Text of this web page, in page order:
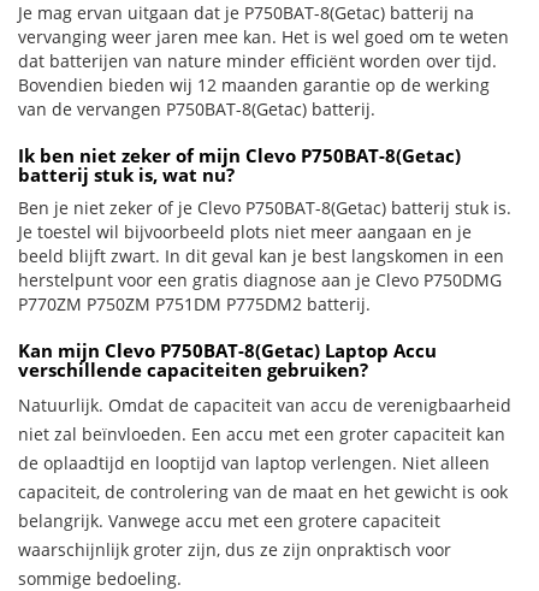
Je mag ervan uitgaan dat je P750BAT-8(Getac) batterij na
vervanging weer jaren mee kan. Het is wel goed om te weten
dat batterijen van nature minder efficiënt worden over tijd.
Bovendien bieden wij 12 maanden garantie op de werking
van de vervangen P750BAT-8(Getac) batterij.
Ik ben niet zeker of mijn Clevo P750BAT-8(Getac)
batterij stuk is, wat nu?
Ben je niet zeker of je Clevo P750BAT-8(Getac) batterij stuk is.
Je toestel wil bijvoorbeeld plots niet meer aangaan en je
beeld blijft zwart. In dit geval kan je best langskomen in een
herstelpunt voor een gratis diagnose aan je Clevo P750DMG
P770ZM P750ZM P751DM P775DM2 batterij.
Kan mijn Clevo P750BAT-8(Getac) Laptop Accu
verschillende capaciteiten gebruiken?
Natuurlijk. Omdat de capaciteit van accu de verenigbaarheid
niet zal beïnvloeden. Een accu met een groter capaciteit kan
de oplaadtijd en looptijd van laptop verlengen. Niet alleen
capaciteit, de controlering van de maat en het gewicht is ook
belangrijk. Vanwege accu met een grotere capaciteit
waarschijnlijk groter zijn, dus ze zijn onpraktisch voor
sommige bedoeling.